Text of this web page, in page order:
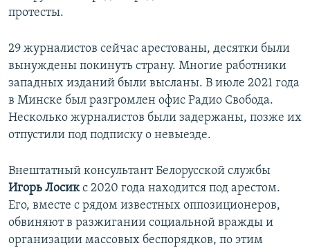
протесты.
29 журналистов сейчас арестованы, десятки были
вынуждены покинуть страну. Многие работники
западных изданий были высланы. В июле 2021 года
в Минске был разгромлен офис Радио Свобода.
Несколько журналистов были задержаны, позже их
отпустили под подписку о невыезде.
Внештатный консультант Белорусской службы
Игорь Лосикс 2020 года находится под арестом.
Его, вместе с рядом известных оппозиционеров,
обвиняют в разжигании социальной вражды и
организации массовых беспорядков, по этим